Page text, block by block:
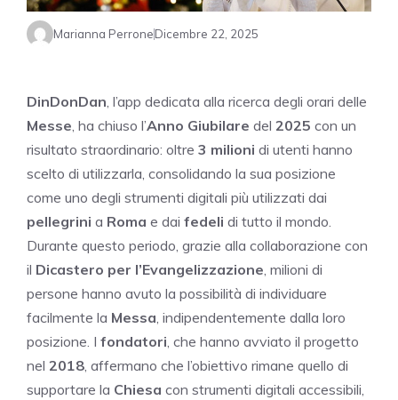
Marianna PerroneDicembre 22, 2025
DinDonDan, l’app dedicata alla ricerca degli orari delle
Messe, ha chiuso l’Anno Giubilare del 2025 con un
risultato straordinario: oltre 3 milioni di utenti hanno
scelto di utilizzarla, consolidando la sua posizione
come uno degli strumenti digitali più utilizzati dai
pellegrini a Roma e dai fedeli di tutto il mondo.
Durante questo periodo, grazie alla collaborazione con
il Dicastero per l’Evangelizzazione, milioni di
persone hanno avuto la possibilità di individuare
facilmente la Messa, indipendentemente dalla loro
posizione. I fondatori, che hanno avviato il progetto
nel 2018, affermano che l’obiettivo rimane quello di
supportare la Chiesa con strumenti digitali accessibili,